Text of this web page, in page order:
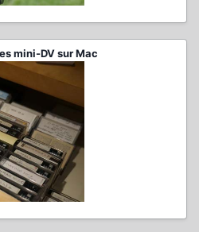
mini-DV sur Mac